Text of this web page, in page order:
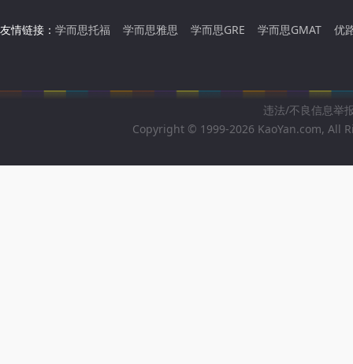
友情链接： 学而思托福 学而思雅思 学而思GRE 学而思GMAT 优
违法/不良信息举
Copyright © 1999-2026 KaoYan.com, All